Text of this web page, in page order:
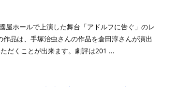
屋ホールで上演した舞台「アドルフに告ぐ」のレ
品は、手塚治虫さんの作品を倉田淳さんが演出
だくことが出来ます。劇評は201 ...